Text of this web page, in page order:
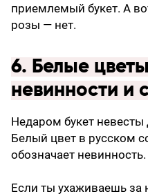
приемлемый букет. А
розы — нет.
6. Белые
невинности и
Недаром букет невесты
Белый цвет в русском
обозначает невинность.
Если ты ухаживаешь